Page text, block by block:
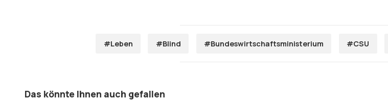
#Leben #Blind #Bundeswirtschaftsministerium #CSU
Das könnte Ihnen auch gefallen